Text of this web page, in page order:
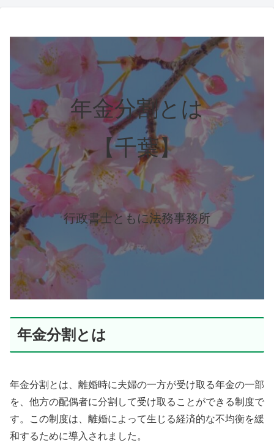
年金分割とは
【千葉】
行政書士ともに法務事務所
年金分割とは
年金分割とは、離婚時に夫婦の一方が受け取る年金の一部
を、他方の配偶者に分割して受け取ることができる制度で
す。この制度は、離婚によって生じる経済的な不均衡を緩
和するために導入されました。